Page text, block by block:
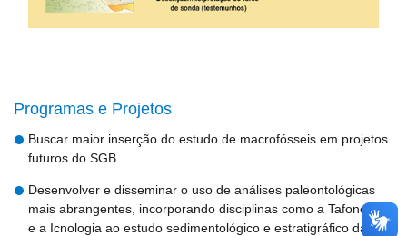
Programas e Projetos
Buscar maior inserção do estudo de macrofósseis em projetos
futuros do SGB.
Desenvolver e disseminar o uso de análises paleontológicas
mais abrangentes, incorporando disciplinas como a Tafonomia
e a Icnologia ao estudo sedimentológico e estratigráfico das